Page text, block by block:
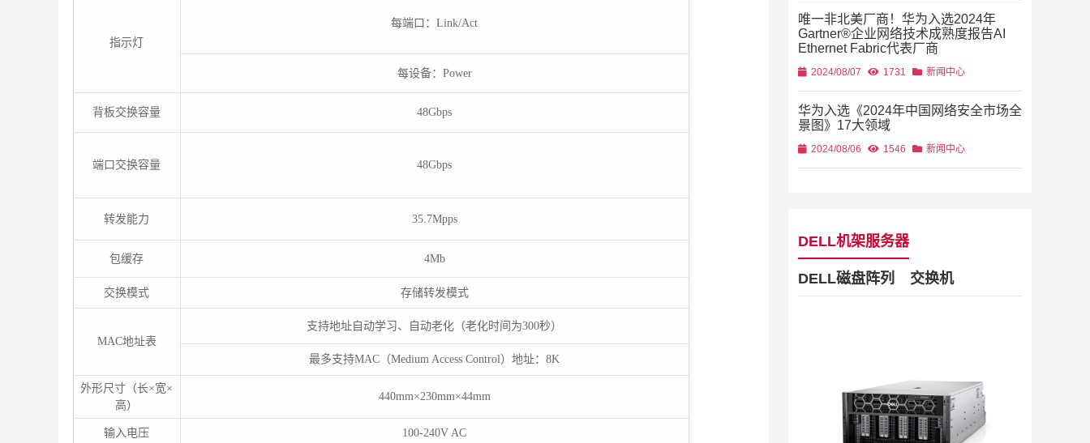
指示灯
每端口：Link/Act
每设备：Power
背板交换容量 48Gbps
端口交换容量 48Gbps
转发能力 35.7Mpps
包缓存 4Mb
交换模式 存储转发模式
MAC地址表
支持地址自动学习、自动老化（老化时间为300秒）
最多支持MAC（Medium Access Control）地址：8K
外形尺寸（长×宽×
高）
440mm×230mm×44mm
输入电压 100-240V AC
唯一非北美厂商！华为入选2024年
Gartner®企业网络技术成熟度报告AI
Ethernet Fabric代表厂商
2024/08/07 1731 新闻中心
华为入选《2024年中国网络安全市场全
景图》17大领域
2024/08/06 1546 新闻中心
DELL机架服务器
DELL磁盘阵列 交换机